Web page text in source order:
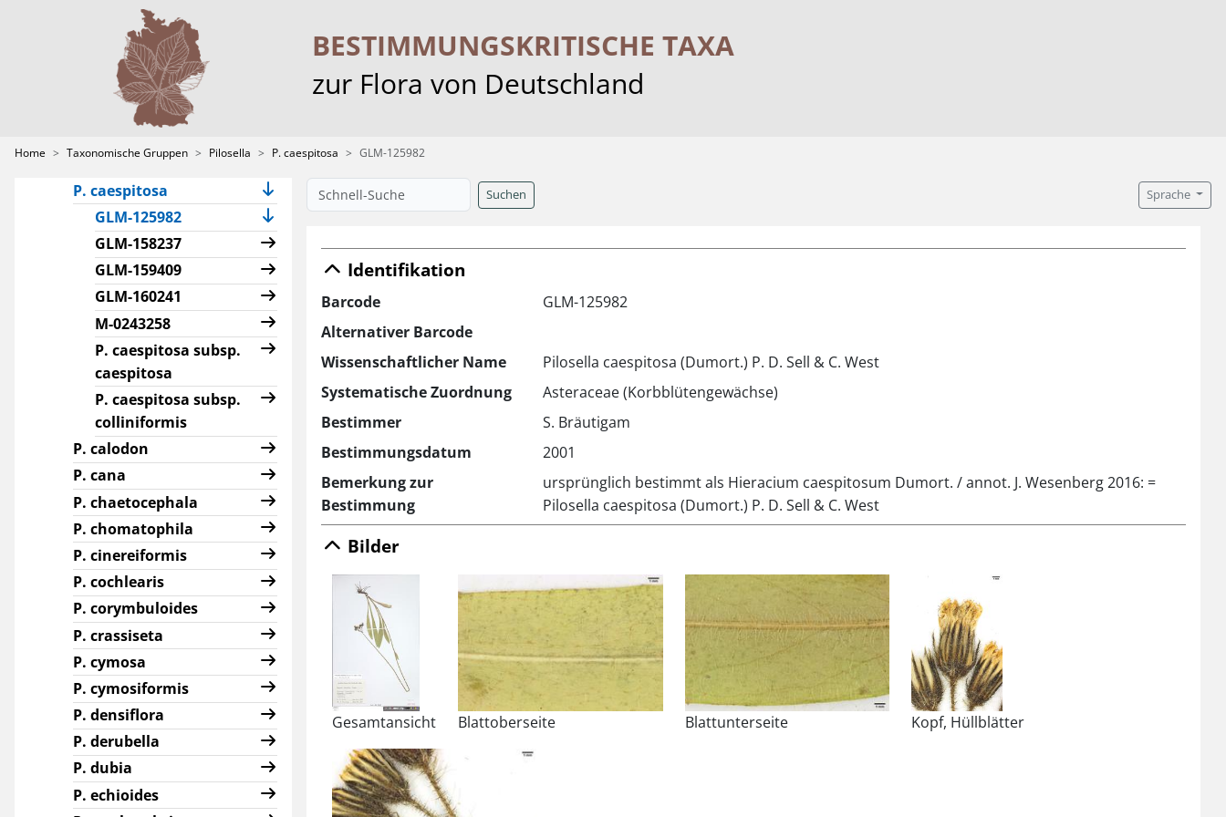
BESTIMMUNGS­KRITISCHE TAXA
zur Flora von Deutschland
Home Taxonomische Gruppen Pilosella P. caespitosa GLM-125982
P. aurantiaca
P. auriculoides
P. basifurca
P. bauhini
P. bifurca
P. brachycoma
P. caespitosa
GLM-125982(current)
GLM-158237
GLM-159409
GLM-160241
M-0243258
P. caespitosa subsp.
caespitosa
P. caespitosa subsp.
colliniformis
P. calodon
P. cana
P. chaetocephala
P. chomatophila
P. cinereiformis
P. cochlearis
P. corymbuloides
P. crassiseta
P. cymosa
P. cymosiformis
P. densiflora
P. derubella
P. dubia
P. echioides
Suchen Sprache
Identifikation
Barcode
GLM-125982
Alternativer Barcode
Wissenschaftlicher Name
Pilosella caespitosa (Dumort.) P. D. Sell & C. West
Systematische Zuordnung
Asteraceae (Korbblütengewächse)
Bestimmer
S. Bräutigam
Bestimmungsdatum
2001
Bemerkung zur
Bestimmung
ursprünglich bestimmt als Hieracium caespitosum Dumort. / annot. J. Wesenberg 2016: =
Pilosella caespitosa (Dumort.) P. D. Sell & C. West
Bilder
Gesamtansicht Blattoberseite Blattunterseite Kopf, Hüllblätter